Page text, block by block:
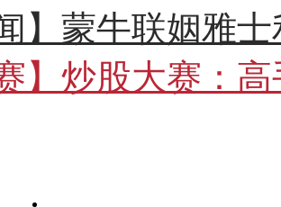
】 蒙牛联姻雅
】 炒股大赛：高